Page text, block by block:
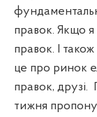
правок. Якщо
правок. І
це про ринок
правок, друзі.
тижня